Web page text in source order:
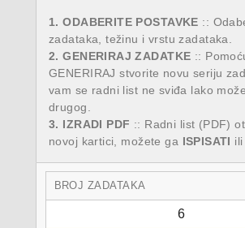
1. ODABERITE POSTAVKE ::
zadataka, težinu i vrstu zadataka.
2. GENERIRAJ ZADATKE ::
GENERIRAJ stvorite novu seriju
vam se radni list ne sviđa lako
drugog.
3. IZRADI PDF :: Radni list (PDF)
novoj kartici, možete ga ISPISATI ili
BROJ ZADATAKA
6